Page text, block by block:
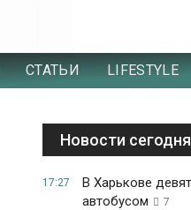
СТАТЬИ LIFESTYLE
Новости сегодня
17:27
В Харькове
автобусом
7